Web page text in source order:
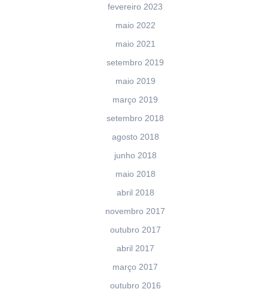
fevereiro 2023
maio 2022
maio 2021
setembro 2019
maio 2019
março 2019
setembro 2018
agosto 2018
junho 2018
maio 2018
abril 2018
novembro 2017
outubro 2017
abril 2017
março 2017
outubro 2016